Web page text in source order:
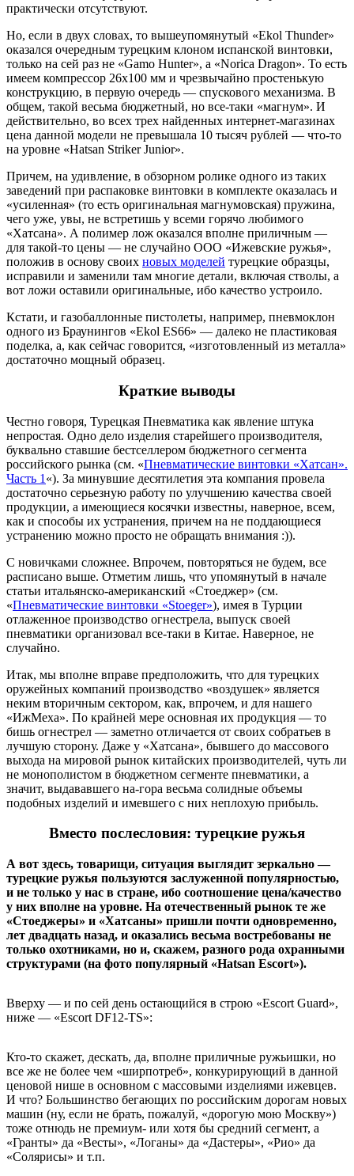
практически отсутствуют.
Но, если в двух словах, то вышеупомянутый «Ekol Thunder»
оказался очередным турецким клоном испанской винтовки,
только на сей раз не «Gamo Hunter», а «Norica Dragon». То есть
имеем компрессор 26х100 мм и чрезвычайно простенькую
конструкцию, в первую очередь — спускового механизма. В
общем, такой весьма бюджетный, но все-таки «магнум». И
действительно, во всех трех найденных интернет-магазинах
цена данной модели не превышала 10 тысяч рублей — что-то
на уровне «Hatsan Striker Junior».
Причем, на удивление, в обзорном ролике одного из таких
заведений при распаковке винтовки в комплекте оказалась и
«усиленная» (то есть оригинальная магнумовская) пружина,
чего уже, увы, не встретишь у всеми горячо любимого
«Хатсана». А полимер лож оказался вполне приличным —
для такой-то цены — не случайно ООО «Ижевские ружья»,
положив в основу своих новых моделей турецкие образцы,
исправили и заменили там многие детали, включая стволы, а
вот ложи оставили оригинальные, ибо качество устроило.
Кстати, и газобаллонные пистолеты, например, пневмоклон
одного из Браунингов «Ekol ES66» — далеко не пластиковая
поделка, а, как сейчас говорится, «изготовленный из металла»
достаточно мощный образец.
Краткие выводы
Честно говоря, Турецкая Пневматика как явление штука
непростая. Одно дело изделия старейшего производителя,
буквально ставшие бестселлером бюджетного сегмента
российского рынка (см. «Пневматические винтовки «Хатсан».
Часть 1 «). За минувшие десятилетия эта компания провела
достаточно серьезную работу по улучшению качества своей
продукции, а имеющиеся косячки известны, наверное, всем,
как и способы их устранения, причем на не поддающиеся
устранению можно просто не обращать внимания :)).
С новичками сложнее. Впрочем, повторяться не будем, все
расписано выше. Отметим лишь, что упомянутый в начале
статьи итальянско-американский «Стоеджер» (см.
«Пневматические винтовки «Stoeger»), имея в Турции
отлаженное производство огнестрела, выпуск своей
пневматики организовал все-таки в Китае. Наверное, не
случайно.
Итак, мы вполне вправе предположить, что для турецких
оружейных компаний производство «воздушек» является
неким вторичным сектором, как, впрочем, и для нашего
«ИжМеха». По крайней мере основная их продукция — то
бишь огнестрел — заметно отличается от своих собратьев в
лучшую сторону. Даже у «Хатсана», бывшего до массового
выхода на мировой рынок китайских производителей, чуть ли
не монополистом в бюджетном сегменте пневматики, а
значит, выдававшего на-гора весьма солидные объемы
подобных изделий и имевшего с них неплохую прибыль.
Вместо послесловия: турецкие ружья
А вот здесь, товарищи, ситуация выглядит зеркально —
турецкие ружья пользуются заслуженной популярностью,
и не только у нас в стране, ибо соотношение цена/качество
у них вполне на уровне. На отечественный рынок те же
«Стоеджеры» и «Хатсаны» пришли почти одновременно,
лет двадцать назад, и оказались весьма востребованы не
только охотниками, но и, скажем, разного рода охранными
структурами (на фото популярный «Hatsan Escort»).
Вверху — и по сей день остающийся в строю «Escort Guard»,
ниже — «Escort DF12-TS»:
Кто-то скажет, дескать, да, вполне приличные ружьишки, но
все же не более чем «ширпотреб», конкурирующий в данной
ценовой нише в основном с массовыми изделиями ижевцев.
И что? Большинство бегающих по российским дорогам новых
машин (ну, если не брать, пожалуй, «дорогую мою Москву»)
тоже отнюдь не премиум- или хотя бы средний сегмент, а
«Гранты» да «Весты», «Логаны» да «Дастеры», «Рио» да
«Солярисы» и т.п.